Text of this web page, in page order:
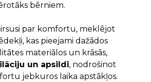
bērniem.
par komfortu, meklējot
kas pieejami dažādos
materiālos un krāsās,
un apsildi, nodrošinot
jebkuros laika apstākļos.